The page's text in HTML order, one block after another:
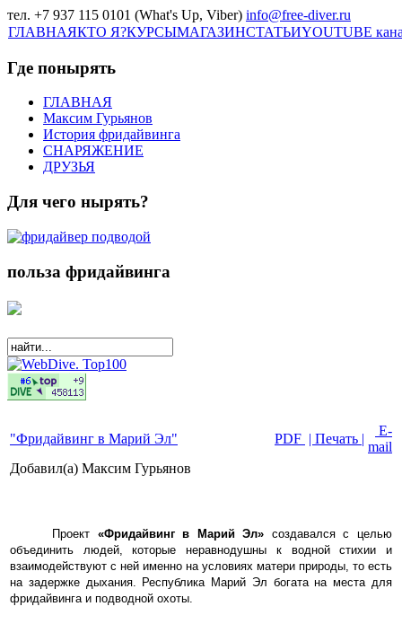
тел. +7 937 115 0101 (What's Up, Viber) info@free-diver.ru
ГЛАВНАЯКТО Я?КУРСЫМАГАЗИНСТАТЬИYOUTUBE
Где понырять
ГЛАВНАЯ
Максим Гурьянов
История фридайвинга
СНАРЯЖЕНИЕ
ДРУЗЬЯ
Для чего нырять?
польза фридайвинга
"Фридайвинг в Марий Эл" PDF | Печать |
E-
mail
Добавил(а) Максим Гурьянов
Проект «Фридайвинг в Марий Эл» создавался с целью
объединить людей, которые неравнодушны к водной
стихии и
взаимодействуют с ней именно на условиях матери природы, то есть
на задержке дыхания. Республика Марий Эл богата на места для
фридайвинга и подводной охоты.